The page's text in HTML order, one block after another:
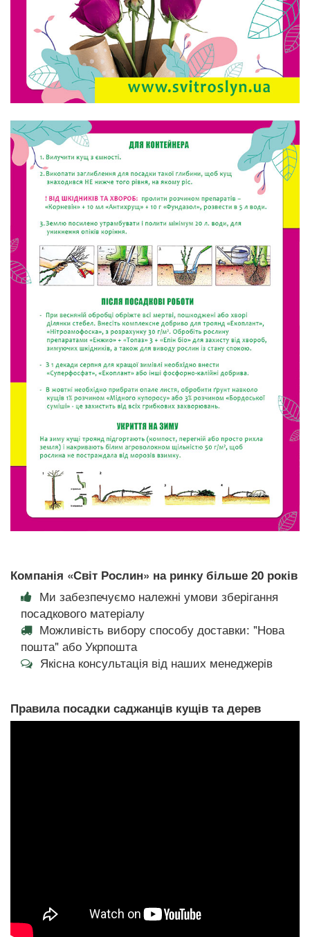
Компанія «Світ Рослин» на ринку більше 20 років
Ми забезпечуємо належні умови зберігання
посадкового матеріалу
Можливість вибору способу доставки: "Нова
пошта" або Укрпошта
Якісна консультація від наших менеджерів
Правила посадки саджанців кущів та дерев